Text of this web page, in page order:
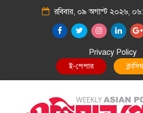
রবিবার, ০৯ অগাস্ট ২০২৬,
Privacy Policy
E-Paper